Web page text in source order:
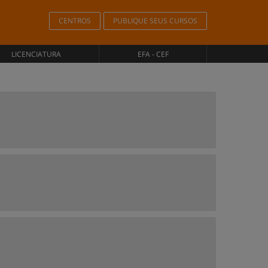
CENTROS PUBLIQUE SEUS CURSOS
LICENCIATURA EFA - CEF